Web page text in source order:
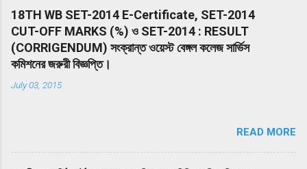
Website(s): www.nta.ac.in , https://exams.nta.nic.in/NEET
Declaration of Result on the NTA website: 14 June 2024 The
Entrance Test shall consist of 200 multiple-choice questions
(four options with a single correct answer) from Physics,
Chemistry, and Biology (Botany & Zoology). 50 questions in
each subject will be divided into two Sections (A and B). The
NEP 2020, the NEET (UG) – 2024 will be conducted in 13
languages i.e. Assamese, Bengali, English, Gujarati, Hi...
18TH WB SET-2014 E-Certificate, SET-2014
CUT-OFF MARKS (%) ও SET-2014 : RESULT
(CORRIGENDUM) সংক্রান্ত ওয়েস্ট বেঙ্গল কলেজ সার্ভিস
কমিশনের জরুরী বিজ্ঞপ্তি।
July 03, 2015
READ MORE